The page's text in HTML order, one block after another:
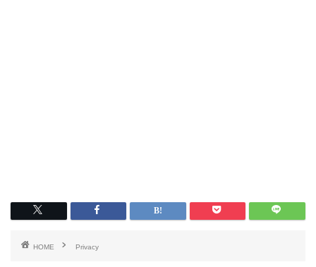
HOME Privacy